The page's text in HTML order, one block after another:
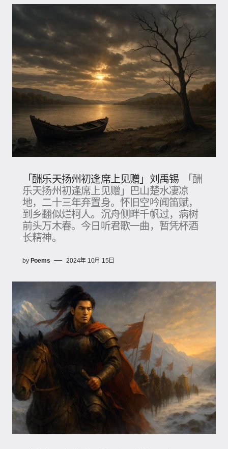
「酬乐天扬州初逢席上见赠」刘禹锡
「酬
乐天扬州初逢席上见赠」巴山楚水凄凉
地，二十三年弃置身。怀旧空吟闻笛赋，
到乡翻似烂柯人。沉舟侧畔千帆过，病树
前头万木春。今日听君歌一曲，暂凭杯酒
长精神。
by Poems 2024年 10月 15日